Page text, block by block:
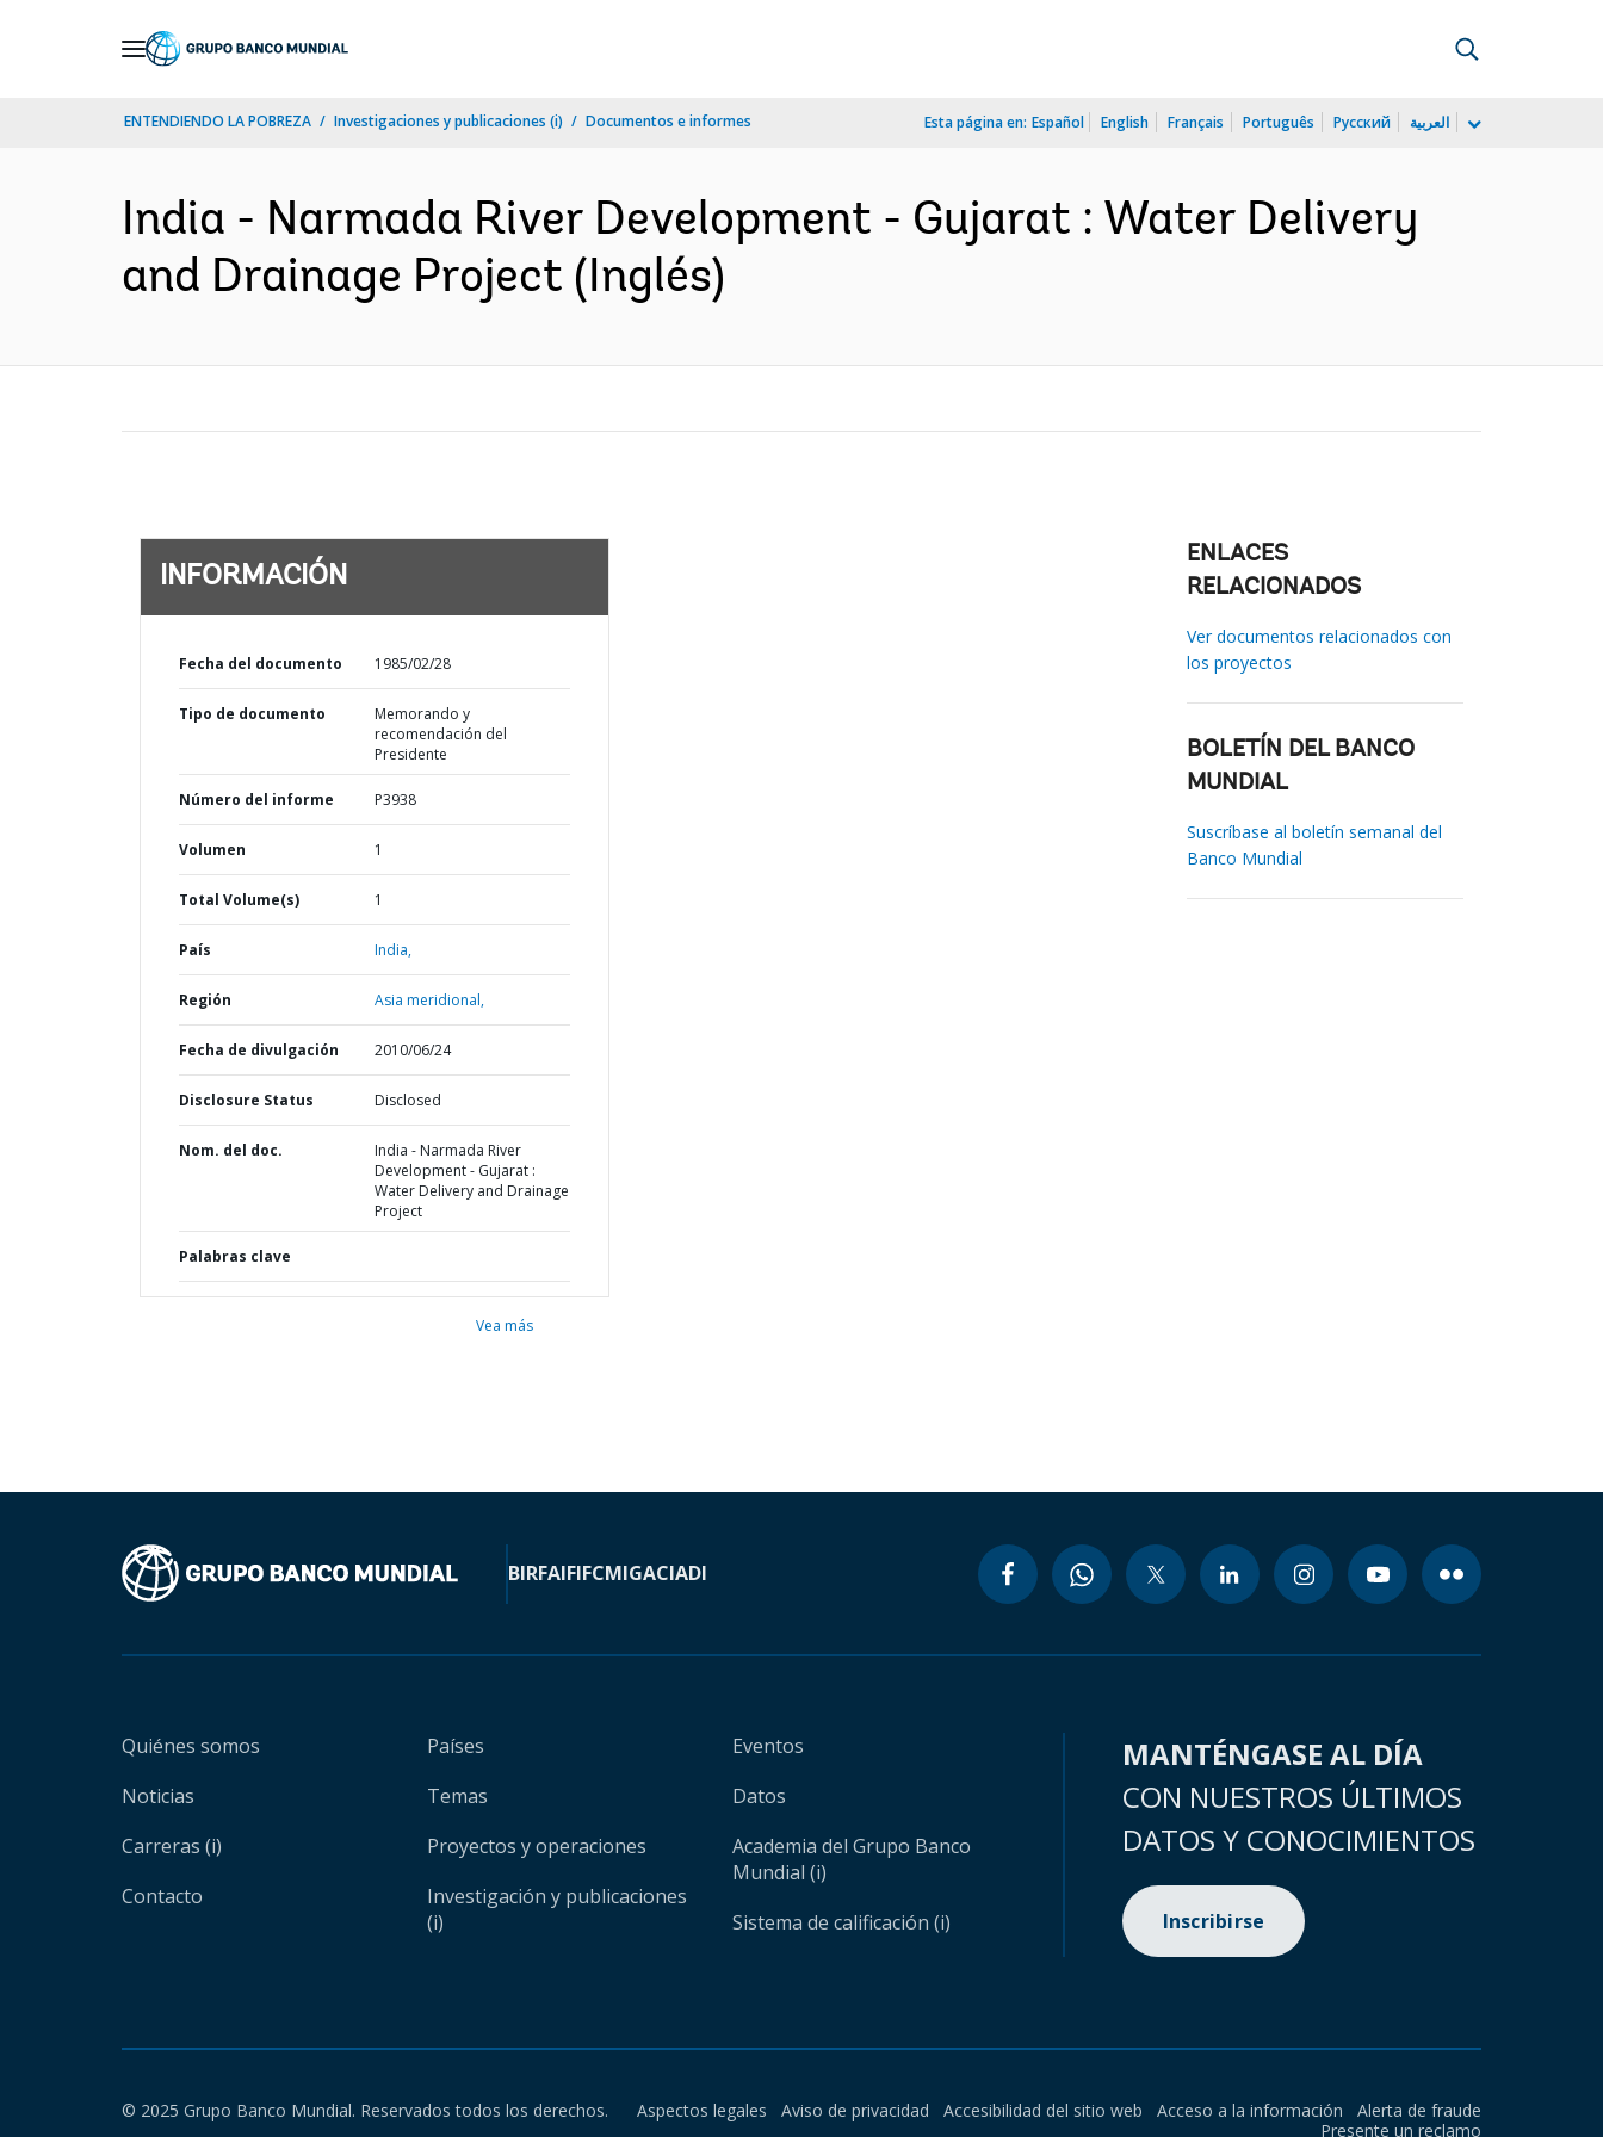
ENTENDIENDO LA POBREZA Investigaciones y publicaciones (i) Documentos e informes Esta página en: Español English Français Português Русский العربية
India - Narmada River Development - Gujarat : Water Delivery
and Drainage Project (Inglés)
INFORMACIÓN
Fecha del documento 1985/02/28
Tipo de documento
Memorando y
recomendación del
Presidente
Número del informe P3938
Volumen 1
Total Volume(s) 1
País India,
Región Asia meridional,
Fecha de divulgación 2010/06/24
Disclosure Status Disclosed
Nom. del doc.
India - Narmada River
Development - Gujarat :
Water Delivery and Drainage
Project
Palabras clave
Vea más
ENLACES
RELACIONADOS
Ver documentos relacionados con
los proyectos
BOLETÍN DEL BANCO
MUNDIAL
Suscríbase al boletín semanal del
Banco Mundial
BIRFAIFIFCMIGACIADI
Quiénes somos
Noticias
Carreras (i)
Contacto
Países
Temas
Proyectos y operaciones
Investigación y publicaciones
(i)
Eventos
Datos
Academia del Grupo Banco
Mundial (i)
Sistema de calificación (i)
MANTÉNGASE AL DÍA
CON NUESTROS ÚLTIMOS
DATOS Y CONOCIMIENTOS
Inscribirse
© 2025 Grupo Banco Mundial. Reservados todos los derechos. Aspectos legales Aviso de privacidad Accesibilidad del sitio web Acceso a la información
Alerta de fraude
Presente un reclamo